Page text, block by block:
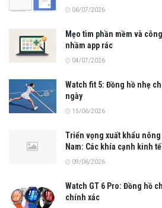
06/07/2026
Mẹo tìm phần mềm và
nhầm app rác
04/07/2026
Watch fit 5: Đồng hồ nhẹ
ngày
15/06/2026
Triển vọng xuất khẩu
Nam: Các khía cạnh kinh
09/06/2026
Watch GT 6 Pro: Đồng hồ
chính xác